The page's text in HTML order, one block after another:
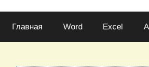
Главная Word Excel